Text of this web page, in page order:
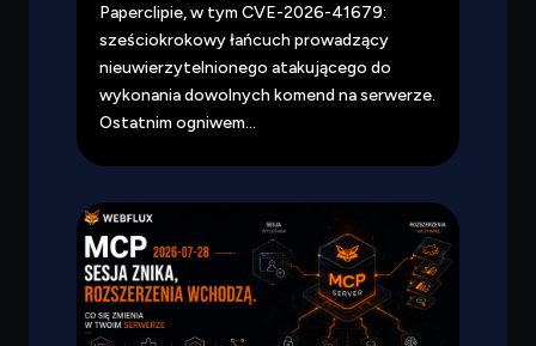
Paperclipie, w tym CVE-2026-41679:
sześciokrokowy łańcuch prowadzący
nieuwierzytelnionego atakującego do
wykonania dowolnych komend na serwerze.
Ostatnim ogniwem...